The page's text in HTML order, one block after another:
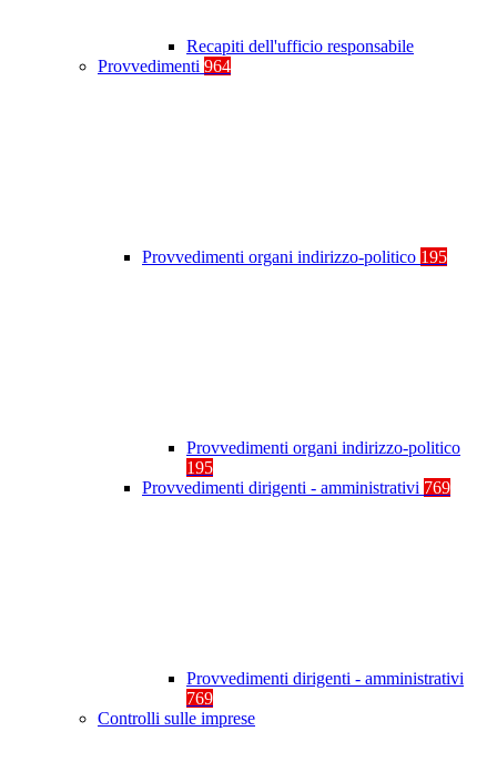
Recapiti dell'ufficio responsabile
Provvedimenti 964
Provvedimenti organi indirizzo-politico 195
Provvedimenti organi indirizzo-politico
195
Provvedimenti dirigenti - amministrativi 769
Provvedimenti dirigenti - amministrativi
769
Controlli sulle imprese